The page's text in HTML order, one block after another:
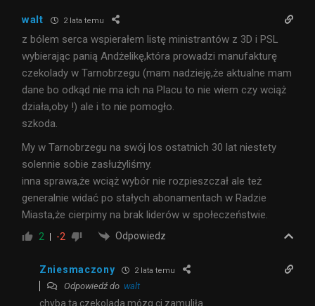
walt 2 lata temu
z bólem serca wspierałem listę ministrantów z 3D i PSL
wybierając panią Andżelikę,która prowadzi manufakturę
czekolady w Tarnobrzegu (mam nadzieję,że aktualne mam
dane bo odkąd nie ma ich na Placu to nie wiem czy wciąż
działa,oby !) ale i to nie pomogło.
szkoda.
My w Tarnobrzegu na swój los ostatnich 30 lat niestety
solennie sobie zasłużyliśmy.
inna sprawa,że wciąż wybór nie rozpieszczał ale też
generalnie widać po stałych abonamentach w Radzie
Miasta,że cierpimy na brak liderów w społeczeństwie.
2 -2 Odpowiedz
Zniesmaczony 2 lata temu
Odpowiedź do walt
chyba ta czekolada mózg ci zamuliła